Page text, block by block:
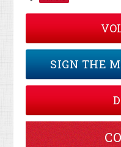
SIGN THE